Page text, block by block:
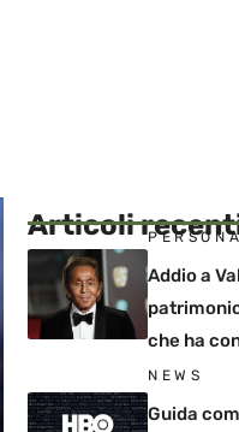
Articoli
Addio a
che ha
NEWS
Guida